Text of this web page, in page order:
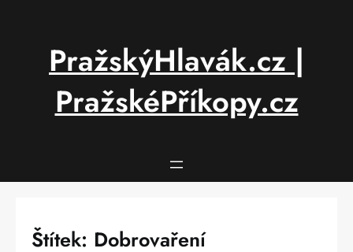
PražskýHlavák.cz |
PražskéPříkopy.cz
Štítek: Dobrovaření